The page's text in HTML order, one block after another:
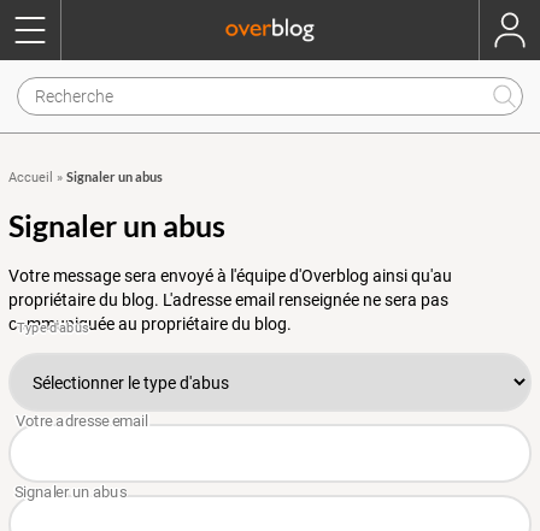
Accueil » Signaler un abus
Signaler un abus
Votre message sera envoyé à l'équipe d'Overblog ainsi qu'au
propriétaire du blog. L'adresse email renseignée ne sera pas
communiquée au propriétaire du blog.